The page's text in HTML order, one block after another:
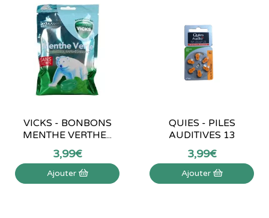
VICKS - BONBONS
MENTHE VERTHE...
3,99€
Ajouter
QUIES - PILES
AUDITIVES 13
3,99€
Ajouter